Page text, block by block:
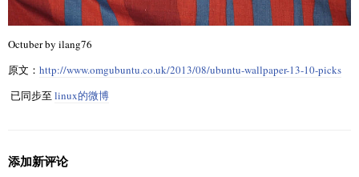
Octuber by ilang76
原文： http://www.omgubuntu.co.uk/2013/08/ubuntu-wallpaper-13-10-picks
已同步至 linux的微博
添加新评论